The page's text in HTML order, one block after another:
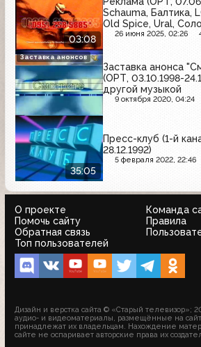
03:08
Schauma, Балтика,
Old Spice, Ural,
26 июня 2025, 02:26
Заставка анонса
(ОРТ, 03.10.1998-
другой музыкой
9 октября 2020, 04:24
Заставка анонсов
35:05
Пресс-клуб (1-й
28.12.1992)
5 февраля 2022, 22:46
О проекте
Команда
Помочь сайту
Правила
Обратная связь
Топ пользователей
Дизайн и верстка сайта © «Старый телевизор»;
аудио- и видеоматериалы, размещённые на
принадлежат их владельцам. Нахождение
сайте не оспаривает авторские права их